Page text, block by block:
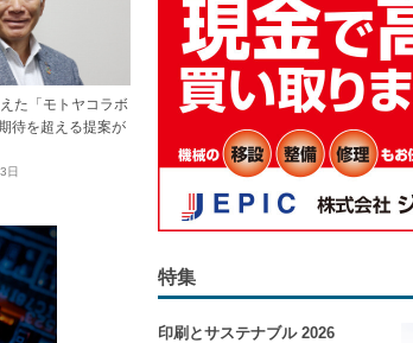
た「モトヤコラボ
待を超える提案が
日
特集
印刷とサステナブル 2026